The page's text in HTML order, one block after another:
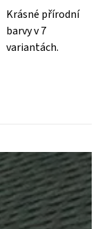
Krásné přírodní
barvy v 7
variantách.